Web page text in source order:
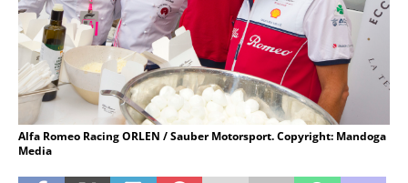
Alfa Romeo Racing ORLEN / Sauber Motorsport. Copyright: Mandoga
Media